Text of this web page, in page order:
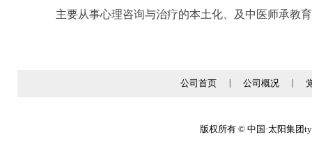
主要从事心理咨询与治疗的本土化、及中医师承教
公司首页 公司概况
版权所有 © 中国·太阳集团